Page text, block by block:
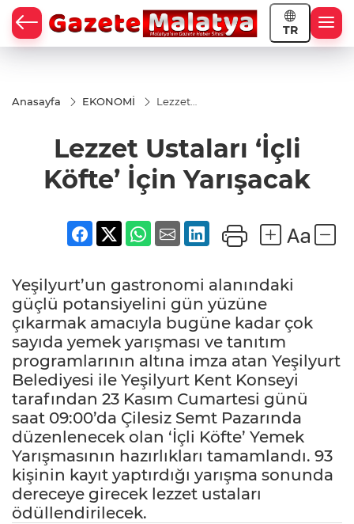
TR
Anasayfa EKONOMİ
Lezzet
Köfte’
İçin
Lezzet Ustaları ‘İçli
Köfte’ İçin Yarışacak
Yeşilyurt’un gastronomi alanındaki
güçlü potansiyelini gün yüzüne
çıkarmak amacıyla bugüne kadar çok
sayıda yemek yarışması ve tanıtım
programlarının altına imza atan Yeşilyurt
Belediyesi ile Yeşilyurt Kent Konseyi
tarafından 23 Kasım Cumartesi günü
saat 09:00’da Çilesiz Semt Pazarında
düzenlenecek olan ‘İçli Köfte’ Yemek
Yarışmasının hazırlıkları tamamlandı. 93
kişinin kayıt yaptırdığı yarışma sonunda
dereceye girecek lezzet ustaları
ödüllendirilecek.